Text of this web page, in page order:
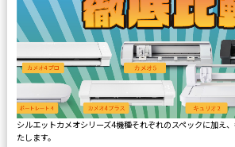
シルエットカメオシリーズ4機種それぞれのスペックに加え
たします。